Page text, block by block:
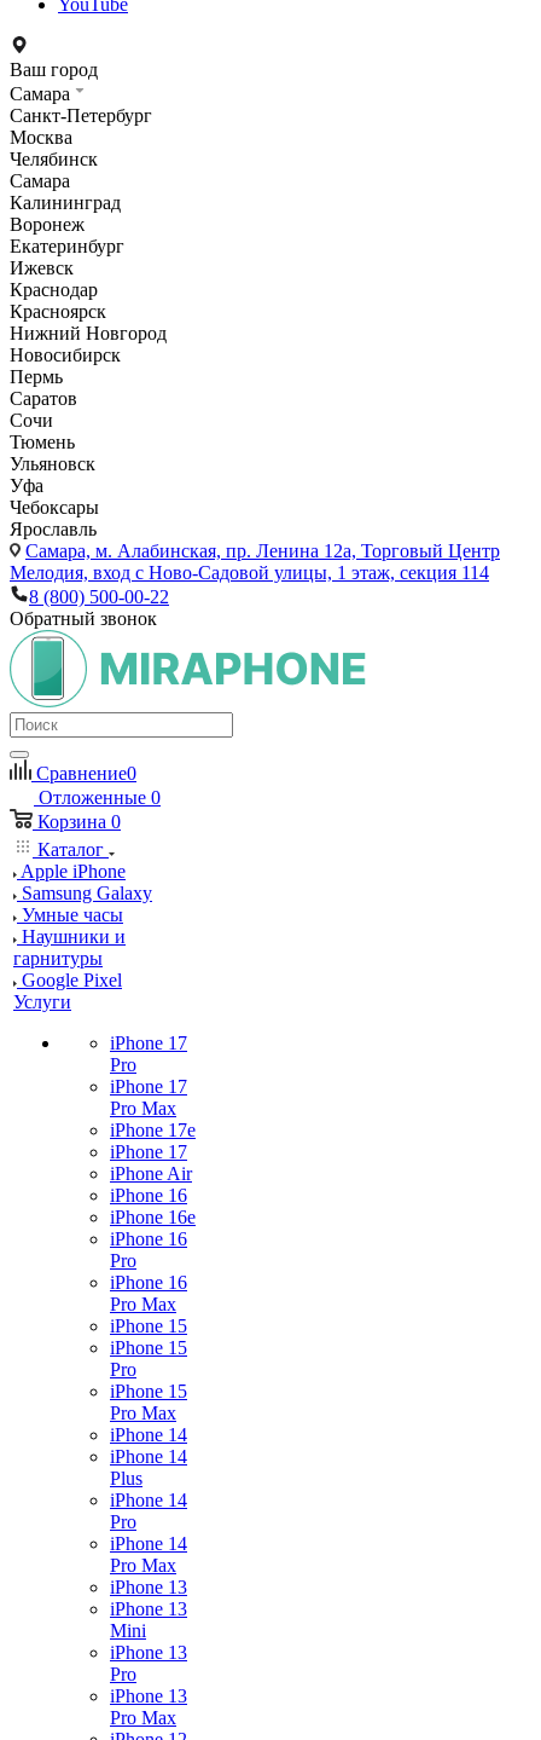
YouTube
Ваш город
Самара
Санкт-Петербург
Москва
Челябинск
Самара
Калининград
Воронеж
Екатеринбург
Ижевск
Краснодар
Красноярск
Нижний Новгород
Новосибирск
Пермь
Саратов
Сочи
Тюмень
Ульяновск
Уфа
Чебоксары
Ярославль
Самара, м. Алабинская, пр. Ленина 12а, Торговый Центр
Мелодия, вход с Ново-Садовой улицы, 1 этаж, секция 114
8 (800) 500-00-22
Обратный звонок
Сравнение0
Отложенные 0
Корзина 0
Каталог
Apple iPhone
Samsung Galaxy
Умные часы
Наушники и
гарнитуры
Google Pixel
Услуги
iPhone 17
Pro
iPhone 17
Pro Max
iPhone 17e
iPhone 17
iPhone Air
iPhone 16
iPhone 16e
iPhone 16
Pro
iPhone 16
Pro Max
iPhone 15
iPhone 15
Pro
iPhone 15
Pro Max
iPhone 14
iPhone 14
Plus
iPhone 14
Pro
iPhone 14
Pro Max
iPhone 13
iPhone 13
Mini
iPhone 13
Pro
iPhone 13
Pro Max